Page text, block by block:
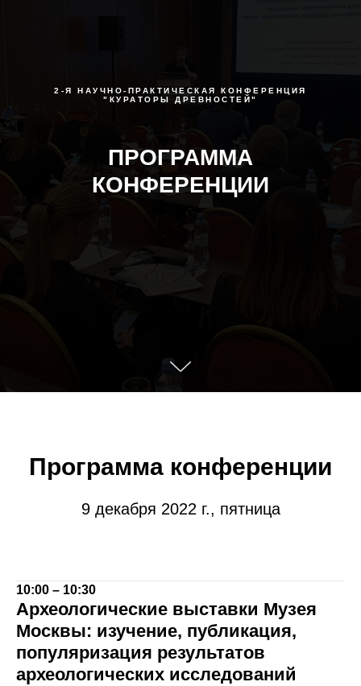
2-Я НАУЧНО-ПРАКТИЧЕСКАЯ КОНФЕРЕНЦИЯ
"КУРАТОРЫ ДРЕВНОСТЕЙ"
ПРОГРАММА
КОНФЕРЕНЦИИ
Программа конференции
9 декабря 2022 г., пятница
10:00 – 10:30
Археологические выставки Музея
Москвы: изучение, публикация,
популяризация результатов
археологических исследований